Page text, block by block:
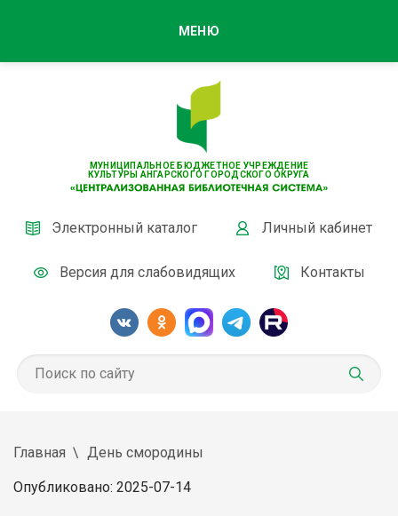
МУНИЦИПАЛЬНОЕ БЮДЖЕТНОЕ УЧРЕЖДЕНИЕ
КУЛЬТУРЫ АНГАРСКОГО ГОРОДСКОГО ОКРУГА
Электронный каталог Личный кабинет
Версия для слабовидящих Контакты
МЕНЮ
Главная День смородины
Опубликовано: 2025-07-14